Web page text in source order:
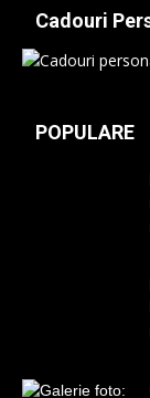
Cadouri
POPULARE